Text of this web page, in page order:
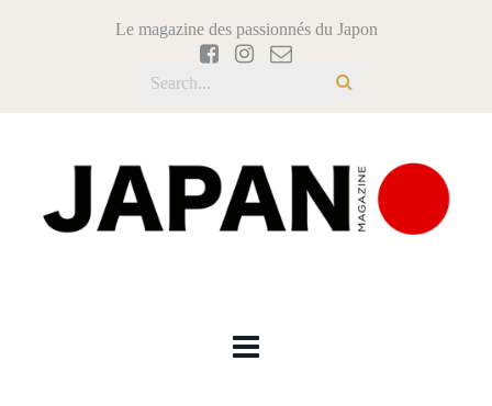
Le magazine des passionnés du Japon